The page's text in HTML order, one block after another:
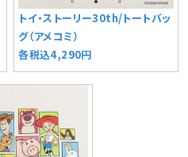
トイ・ストーリー30th/トートバッ
グ（アメコミ）
各税込4,290円